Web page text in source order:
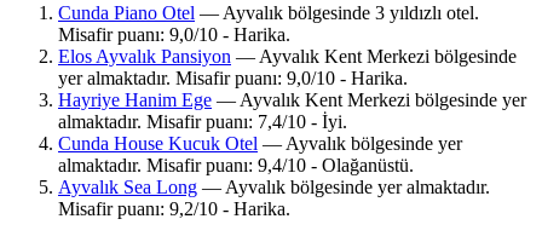
Cunda Piano Otel — Ayvalık bölgesinde 3 yıldızlı otel.
Misafir puanı: 9,0/10 - Harika.
Elos Ayvalık Pansiyon — Ayvalık Kent Merkezi bölgesinde
yer almaktadır. Misafir puanı: 9,0/10 - Harika.
Hayriye Hanim Ege — Ayvalık Kent Merkezi bölgesinde yer
almaktadır. Misafir puanı: 7,4/10 - İyi.
Cunda House Kucuk Otel — Ayvalık bölgesinde yer
almaktadır. Misafir puanı: 9,4/10 - Olağanüstü.
Ayvalık Sea Long — Ayvalık bölgesinde yer almaktadır.
Misafir puanı: 9,2/10 - Harika.